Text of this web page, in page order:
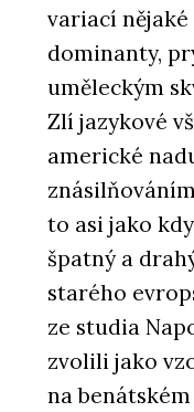
variací
dominanty,
uměleckým
Zlí jazykové
americké
to asi jako
špatný a
starého
ze studia
zvolili jako
na